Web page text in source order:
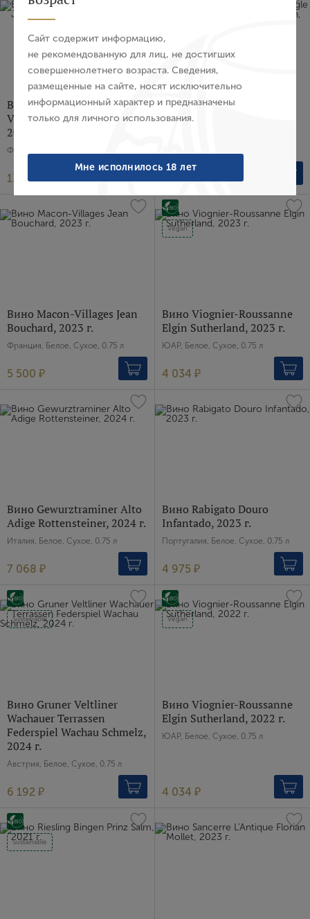
Вино Chablis 1er Cru
Vaillons Jean Bouchard,
2023 г.
Франция, Белое, Сухое, 0.75 л
13 476 ₽
Вино Riesling Mort's 1973
Single Vineyard Watervale
6 665 ₽
Вино Macon-Villages Jean
Bouchard, 2023 г.
Франция, Белое, Сухое, 0.75 л
5 500 ₽
Vegan
Вино Viognier-Roussanne
Elgin Sutherland, 2023 г.
ЮАР, Белое, Сухое, 0.75 л
4 034 ₽
Вино Gewurztraminer Alto
Adige Rottensteiner, 2024 г.
Италия, Белое, Сухое, 0.75 л
7 068 ₽
Вино Rabigato Douro
Infantado, 2023 г.
Португалия, Белое, Сухое, 0.75 л
4 975 ₽
Sustainable
Вино Gruner Veltliner
Wachauer Terrassen
Federspiel Wachau Schmelz,
2024 г.
Австрия, Белое, Сухое, 0.75 л
6 192 ₽
Vegan
Вино Viognier-Roussanne
Elgin Sutherland, 2022 г.
ЮАР, Белое, Сухое, 0.75 л
4 034 ₽
Sustainable
Сайт содержит информацию,
не рекомендованную для лиц, не достигших
совершеннолетнего возраста. Сведения,
размещенные на сайте, носят исключительно
информационный характер и предназначены
только для личного использования.
Мне исполнилось 18 лет
Пароль
Войти
Создание учетной записи
Пароль
Зарегистрироваться